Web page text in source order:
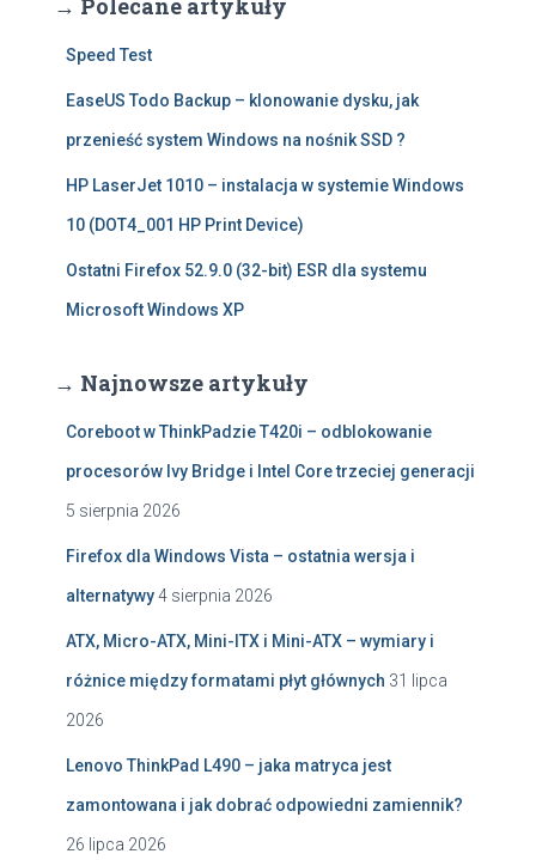
→ Polecane artykuły
Speed Test
EaseUS Todo Backup – klonowanie dysku, jak
przenieść system Windows na nośnik SSD ?
HP LaserJet 1010 – instalacja w systemie Windows
10 (DOT4_001 HP Print Device)
Ostatni Firefox 52.9.0 (32-bit) ESR dla systemu
Microsoft Windows XP
→ Najnowsze artykuły
Coreboot w ThinkPadzie T420i – odblokowanie
procesorów Ivy Bridge i Intel Core trzeciej generacji
5 sierpnia 2026
Firefox dla Windows Vista – ostatnia wersja i
alternatywy4 sierpnia 2026
ATX, Micro-ATX, Mini-ITX i Mini-ATX – wymiary i
różnice między formatami płyt głównych 31 lipca
2026
Lenovo ThinkPad L490 – jaka matryca jest
zamontowana i jak dobrać odpowiedni zamiennik?
26 lipca 2026